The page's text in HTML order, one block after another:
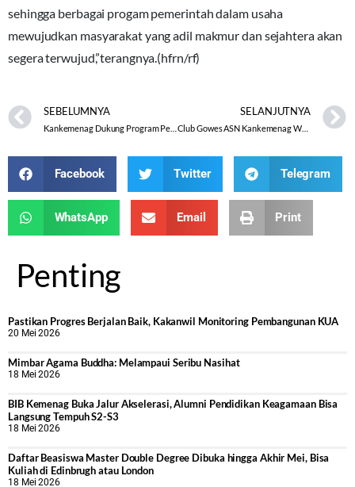
sehingga berbagai progam pemerintah dalam usaha
mewujudkan masyarakat yang adil makmur dan sejahtera akan
segera terwujud,”terangnya.(hfrn/rf)
SEBELUMNYA SELANJUTNYA
Club Gowes ASN Kankemenag Wonogiri Silaturahmi Dengan Bupati Kudus
Facebook Twitter Telegram
WhatsApp Email Print
Penting
Pastikan Progres Berjalan Baik, Kakanwil Monitoring Pembangunan KUA
20 Mei 2026
Mimbar Agama Buddha: Melampaui Seribu Nasihat
18 Mei 2026
BIB Kemenag Buka Jalur Akselerasi, Alumni Pendidikan Keagamaan Bisa
Langsung Tempuh S2-S3
18 Mei 2026
Daftar Beasiswa Master Double Degree Dibuka hingga Akhir Mei, Bisa
Kuliah di Edinbrugh atau London
18 Mei 2026